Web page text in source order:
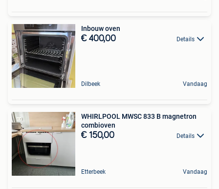
Inbouw oven
€ 400,00 Details
Dilbeek Vandaag
WHIRLPOOL MWSC 833 B magnetron
combioven
€ 150,00 Details
Etterbeek Vandaag